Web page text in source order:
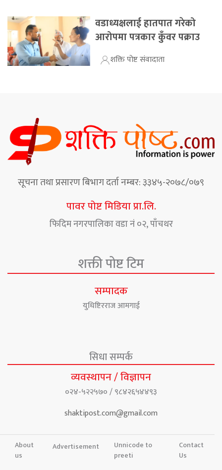
वडाध्यक्षलाई हातपात गरेको
आरोपमा पत्रकार कुँवर पक्राउ
शक्ति पोष्ट संवादाता
सूचना तथा प्रसारण बिभाग दर्ता नम्बर: ३३४५-२०७८/०७९
पावर पोष्ट मिडिया प्रा.लि.
फिदिम नगरपालिका वडा नं ०२, पाँचथर
शक्ती पोष्ट टिम
सम्पादक
युधिष्टिरराज आमगाई
सिधा सम्पर्क
व्यवस्थापन / विज्ञापन
०२४-५२२५७० / ९८४२६५४४९३
shaktipost.com@gmail.com
About
us
Advertisement
Unnicode to
preeti
Contact
Us